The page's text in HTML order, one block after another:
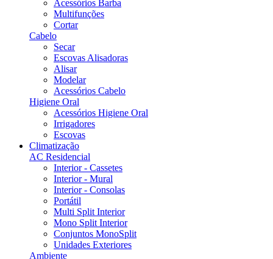
Acessórios Barba
Multifunções
Cortar
Cabelo
Secar
Escovas Alisadoras
Alisar
Modelar
Acessórios Cabelo
Higiene Oral
Acessórios Higiene Oral
Irrigadores
Escovas
Climatização
AC Residencial
Interior - Cassetes
Interior - Mural
Interior - Consolas
Portátil
Multi Split Interior
Mono Split Interior
Conjuntos MonoSplit
Unidades Exteriores
Ambiente